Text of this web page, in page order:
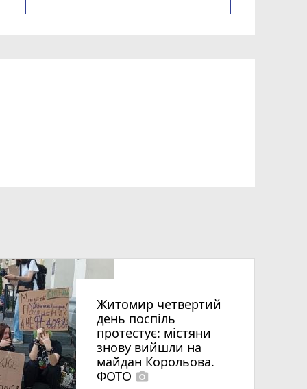
Житомир четвертий
день поспіль
протестує: містяни
знову вийшли на
майдан Корольова.
ФОТО photo_camera